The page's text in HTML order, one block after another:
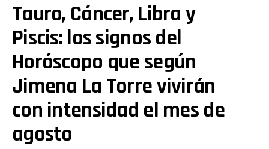
Tauro, Cáncer, Libra y
Piscis: los signos del
Horóscopo que según
Jimena La Torre vivirán
con intensidad el mes de
agosto